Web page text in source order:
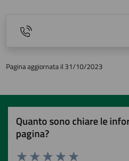
Pagina aggiornata il 31/10/2023
Quanto sono chiare le
pagina?